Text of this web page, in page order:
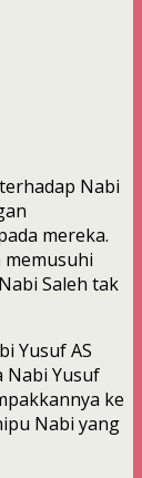
Nabi
mereka.
Saleh tak
Yusuf AS
Nabi Yusuf
ke
Nabi yang